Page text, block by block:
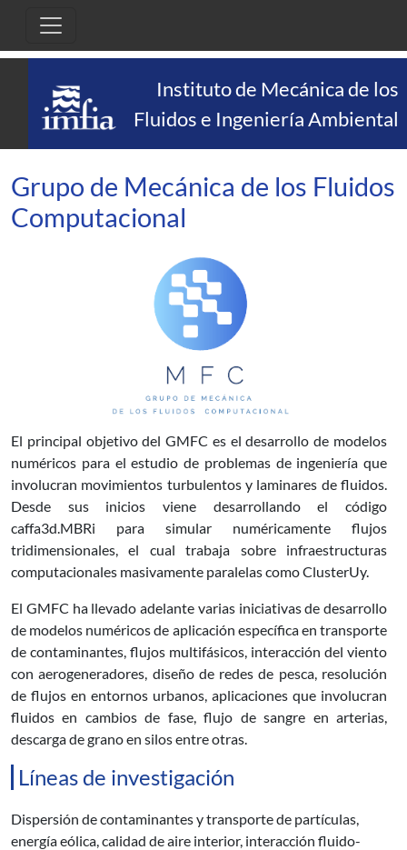
Instituto de Mecánica de los
Fluidos e Ingeniería Ambiental
Grupo de Mecánica de los Fluidos
Computacional
El principal objetivo del GMFC es el desarrollo de modelos
numéricos para el estudio de problemas de ingeniería que
involucran movimientos turbulentos y laminares de fluidos.
Desde sus inicios viene desarrollando el código
caffa3d.MBRi para simular numéricamente flujos
tridimensionales, el cual trabaja sobre infraestructuras
computacionales masivamente paralelas como ClusterUy.
El GMFC ha llevado adelante varias iniciativas de desarrollo
de modelos numéricos de aplicación específica en transporte
de contaminantes, flujos multifásicos, interacción del viento
con aerogeneradores, diseño de redes de pesca, resolución
de flujos en entornos urbanos, aplicaciones que involucran
fluidos en cambios de fase, flujo de sangre en arterias,
descarga de grano en silos entre otras.
Líneas de investigación
Dispersión de contaminantes y transporte de partículas,
energía eólica, calidad de aire interior, interacción fluido-